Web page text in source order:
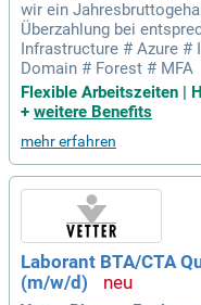
wir ein
Überzahlung bei
Infrastructure # Azure #
Domain # Forest # MFA
Flexible Arbeitszeiten |
+ weitere Benefits
mehr erfahren
Laborant BTA/CTA
(m/w/d)